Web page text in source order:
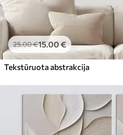
25.00€15.00€
Tekstūruota abstrakcija